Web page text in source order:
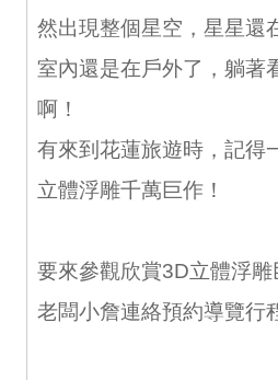
然出現整個星空，星星還
室內還是在戶外了，躺著
啊！
有來到花蓮旅遊時，記得
立體浮雕千萬巨作！
要來參觀欣賞3D立體浮
老闆小詹連絡預約導覽行